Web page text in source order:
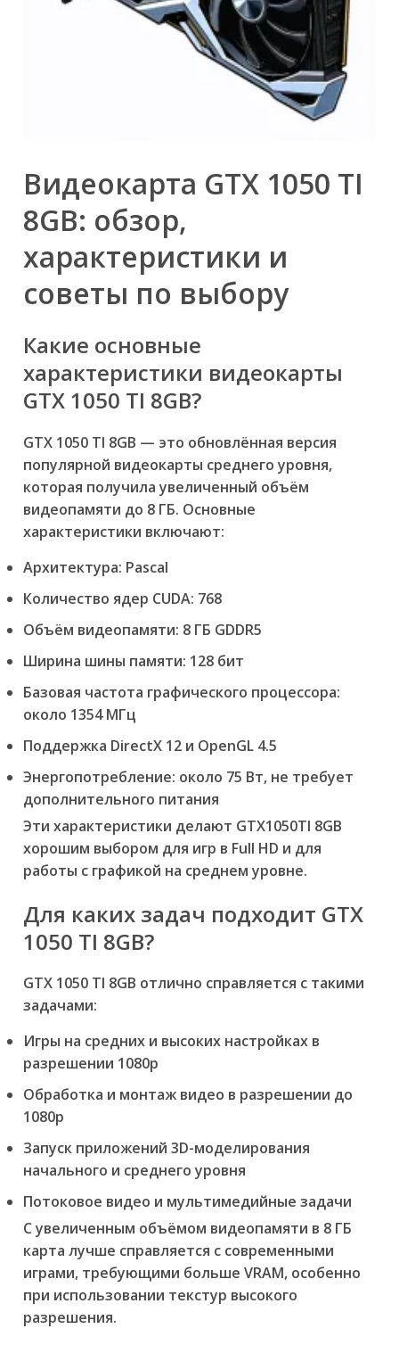
Видеокарта GTX 1050 TI
8GB: обзор,
характеристики и
советы по выбору
Какие основные
характеристики видеокарты
GTX 1050 TI 8GB?
GTX 1050 TI 8GB — это обновлённая версия
популярной видеокарты среднего уровня,
которая получила увеличенный объём
видеопамяти до 8 ГБ. Основные
характеристики включают:
Архитектура: Pascal
Количество ядер CUDA: 768
Объём видеопамяти: 8 ГБ GDDR5
Ширина шины памяти: 128 бит
Базовая частота графического процессора:
около 1354 МГц
Поддержка DirectX 12 и OpenGL 4.5
Энергопотребление: около 75 Вт, не требует
дополнительного питания
Эти характеристики делают GTX1050TI 8GB
хорошим выбором для игр в Full HD и для
работы с графикой на среднем уровне.
Для каких задач подходит GTX
1050 TI 8GB?
GTX 1050 TI 8GB отлично справляется с такими
задачами:
Игры на средних и высоких настройках в
разрешении 1080p
Обработка и монтаж видео в разрешении до
1080p
Запуск приложений 3D-моделирования
начального и среднего уровня
Потоковое видео и мультимедийные задачи
С увеличенным объёмом видеопамяти в 8 ГБ
карта лучше справляется с современными
играми, требующими больше VRAM, особенно
при использовании текстур высокого
разрешения.